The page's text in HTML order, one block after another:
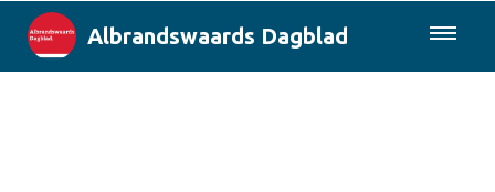
Albrandswaards Dagblad